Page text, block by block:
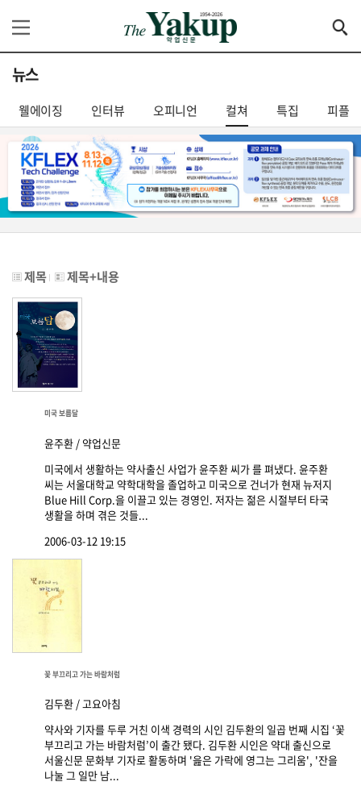
뉴스
웰에이징 인터뷰 오피니언 컬쳐 특집 피플
제목 제목+내용
미국 보름달
윤주환 / 약업신문
미국에서 생활하는 약사출신 사업가 윤주환 씨가 를 펴냈다. 윤주환
씨는 서울대학교 약학대학을 졸업하고 미국으로 건너가 현재 뉴저지
Blue Hill Corp.을 이끌고 있는 경영인. 저자는 젊은 시절부터 타국
생활을 하며 겪은 것들...
2006-03-12 19:15
꽃 부끄리고 가는 바람처럼
김두환 / 고요아침
약사와 기자를 두루 거친 이색 경력의 시인 김두환의 일곱 번째 시집 ‘꽃
부끄리고 가는 바람처럼’이 출간 됐다. 김두환 시인은 약대 출신으로
서울신문 문화부 기자로 활동하며 '읊은 가락에 영그는 그리움', '잔을
나눌 그 일만 남...